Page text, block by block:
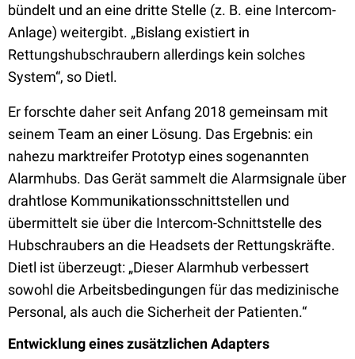
bündelt und an eine dritte Stelle (z. B. eine Intercom-
Anlage) weitergibt. „Bislang existiert in
Rettungshubschraubern allerdings kein solches
System“, so Dietl.
Er forschte daher seit Anfang 2018 gemeinsam mit
seinem Team an einer Lösung. Das Ergebnis: ein
nahezu marktreifer Prototyp eines sogenannten
Alarmhubs. Das Gerät sammelt die Alarmsignale über
drahtlose Kommunikationsschnittstellen und
übermittelt sie über die Intercom-Schnittstelle des
Hubschraubers an die Headsets der Rettungskräfte.
Dietl ist überzeugt: „Dieser Alarmhub verbessert
sowohl die Arbeitsbedingungen für das medizinische
Personal, als auch die Sicherheit der Patienten.“
Entwicklung eines zusätzlichen Adapters